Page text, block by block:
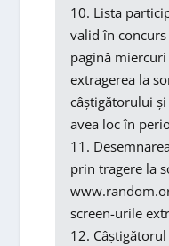
10. Lista
valid în concurs
pagină
extragerea la
câștigătorului
avea loc în
11.
prin tragere la
screen-urile
12.